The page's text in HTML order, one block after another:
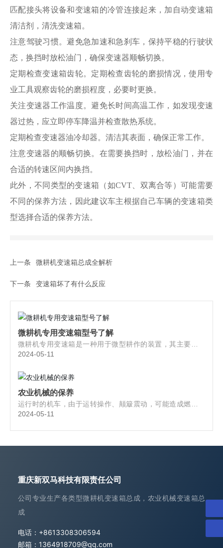
匹配接头将设备和变速箱的冷管连接起来，加自动变速箱
清洁剂，清洗变速箱。
注意驾驶习惯。避免急加速和急刹车，保持平稳的行驶状
态，换挡时放松油门，确保变速器顺畅切换。
定期检查变速箱齿轮。定期检查齿轮的磨损情况，使用专
业工具观察齿轮的磨损程度，必要时更换。
关注变速器工作温度。避免长时间高温工作，如发现变速
器过热，应立即停车降温并检查散热系统。
定期检查变速器油冷却器。清洁其表面，确保正常工作。
注意变速器的顺畅切换。在需要换挡时，放松油门，并在
合适的转速区间内换挡。
此外，不同类型的变速箱（如CVT、双离合等）可能需要
不同的保养方法，因此建议车主根据自己车辆的变速箱类
型选择合适的保养方法。
上一条 微耕机变速箱总成全解析
下一条 变速箱坏了有什么反应
微耕机专用变速箱型号了解
微耕机专用变速箱是一种用于微型耕作的装置，其主要作用
是通过传动和调节转速来控制耕作深度和速度。微耕机专用
2024-05-11
农业机械的保养
运行时的机车，由于运转操作、颠簸震动，可能造成燃油连
通部件出现松动而漏油，因此要保持良好的检修习惯，做到
2024-05-11
重庆新双马科技有限责任公司
公司专业生产各类型微耕机变速箱总成，农业机械变速箱总
成
电话： +8613308306594
邮箱： 1364918709@qq.com